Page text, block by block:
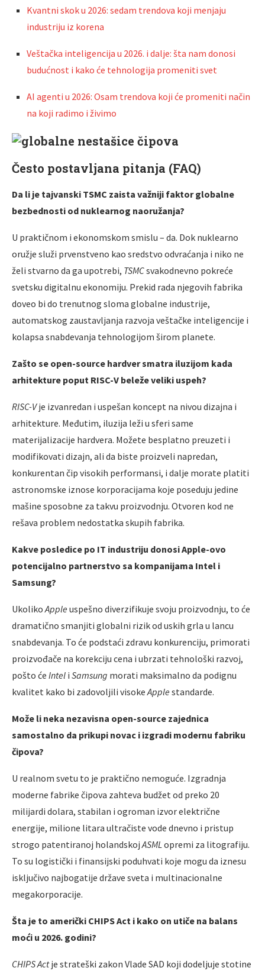
Kvantni skok u 2026: sedam trendova koji menjaju
industriju iz korena
Veštačka inteligencija u 2026. i dalje: šta nam donosi
budućnost i kako će tehnologija promeniti svet
AI agenti u 2026: Osam trendova koji će promeniti način
na koji radimo i živimo
Često postavljana pitanja (FAQ)
Da li je tajvanski TSMC zaista važniji faktor globalne
bezbednosti od nuklearnog naoružanja?
U praktičnom i ekonomskom smislu – da. Dok nuklearno
oružje služi prvenstveno kao sredstvo odvraćanja i niko ne
želi stvarno da ga upotrebi, TSMCsvakodnevno pokreće
svetsku digitalnu ekonomiju. Prekid rada njegovih fabrika
doveo bi do trenutnog sloma globalne industrije,
automatskog zaustavljanja razvoja veštačke inteligencije i
kolapsa snabdevanja tehnologijom širom planete.
Zašto se open-source hardver smatra iluzijom kada
arhitekture poput RISC-V beleže veliki uspeh?
RISC-Vje izvanredan i uspešan koncept na nivou dizajna i
arhitekture. Međutim, iluzija leži u sferi same
materijalizacije hardvera. Možete besplatno preuzeti i
modifikovati dizajn, ali da biste proizveli napredan,
konkurentan čip visokih performansi, i dalje morate platiti
astronomske iznose korporacijama koje poseduju jedine
mašine sposobne za takvu proizvodnju. Otvoren kod ne
rešava problem nedostatka skupih fabrika.
Kakve posledice po IT industriju donosi Apple-ovo
potencijalno partnerstvo sa kompanijama Intel i
Samsung?
Ukoliko Apple uspešno diverzifikuje svoju proizvodnju, to će
dramatično smanjiti globalni rizik od uskih grla u lancu
snabdevanja. To će podstaći zdravu konkurenciju, primorati
proizvođače na korekciju cena i ubrzati tehnološki razvoj,
pošto će Intel i Samsung morati maksimalno da podignu
kvalitet kako bi zadovoljili visoke Apple standarde.
Može li neka nezavisna open-source zajednica
samostalno da prikupi novac i izgradi modernu fabriku
čipova?
U realnom svetu to je praktično nemoguće. Izgradnja
moderne fabrike čipova zahteva budžet od preko 20
milijardi dolara, stabilan i ogroman izvor električne
energije, milione litara ultračiste vode dnevno i pristup
strogo patentiranoj holandskoj ASML opremi za litografiju.
To su logistički i finansijski poduhvati koje mogu da iznesu
isključivo najbogatije države sveta i multinacionalne
megakorporacije.
Šta je to američki CHIPS Act i kako on utiče na balans
moći u 2026. godini?
CHIPS Actje strateški zakon Vlade SAD koji dodeljuje stotine